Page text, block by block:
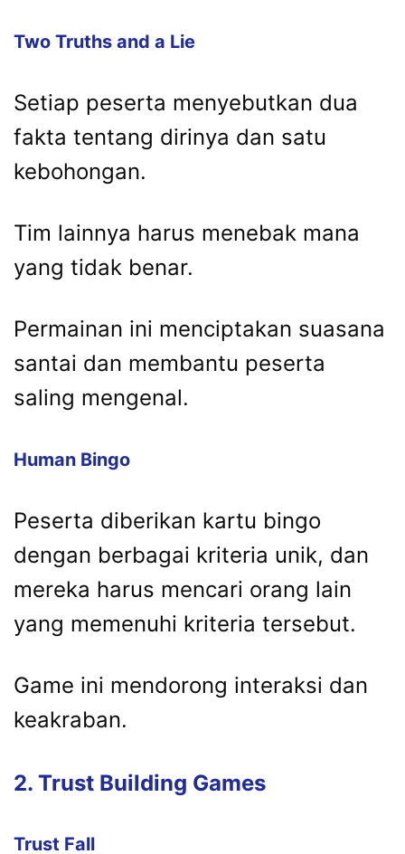
Two Truths and a Lie
Setiap peserta menyebutkan dua
fakta tentang dirinya dan satu
kebohongan.
Tim lainnya harus menebak mana
yang tidak benar.
Permainan ini menciptakan suasana
santai dan membantu peserta
saling mengenal.
Human Bingo
Peserta diberikan kartu bingo
dengan berbagai kriteria unik, dan
mereka harus mencari orang lain
yang memenuhi kriteria tersebut.
Game ini mendorong interaksi dan
keakraban.
2. Trust Building Games
Trust Fall